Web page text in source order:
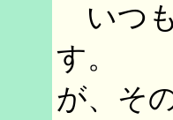
いつ
す。
が、そ